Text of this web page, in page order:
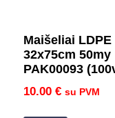
Maišeliai LDPE
32x75cm 50my
PAK00093
10.00 € su PVM